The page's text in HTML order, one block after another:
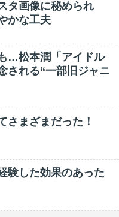
タ画像に秘められ
かな工夫
…松本潤「アイドル
される“一部旧ジャニ
さまざまだった！
験した効果のあった